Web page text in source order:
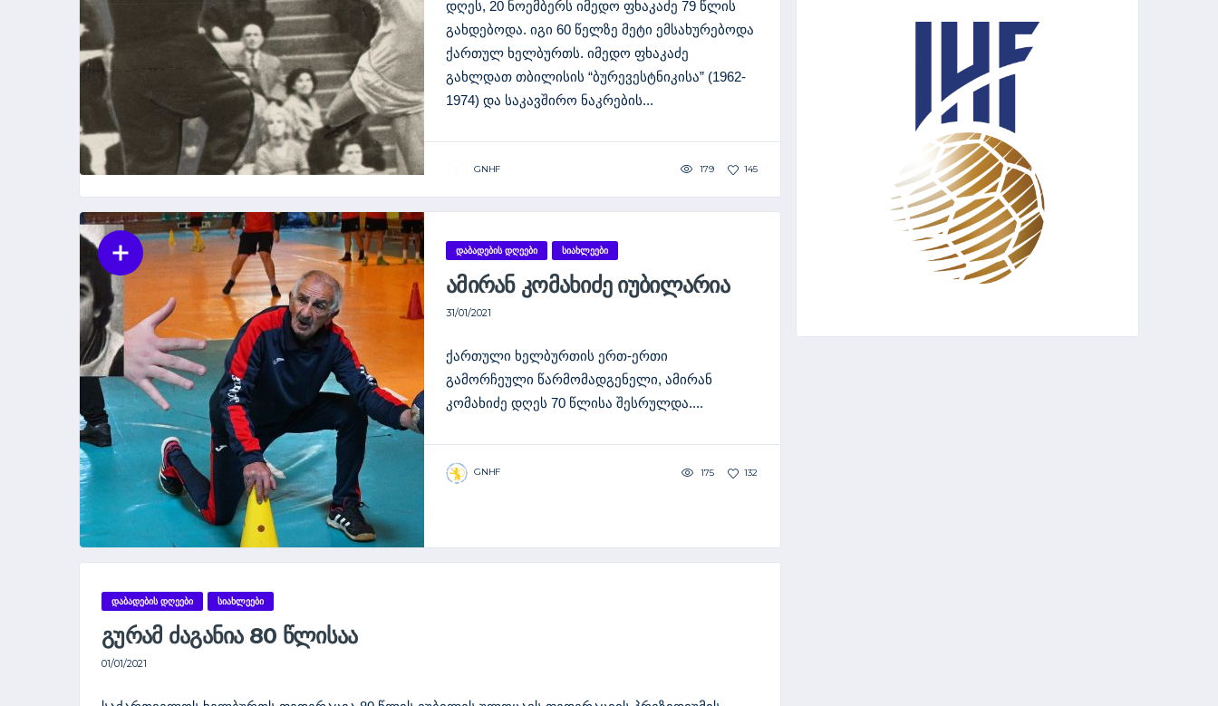
დღეს, 20 ნოემბერს იმედო ფხაკაძე 79 წლის
გახდებოდა. იგი 60 წელზე მეტი ემსახურებოდა
ქართულ ხელბურთს. იმედო ფხაკაძე
გახლდათ თბილისის “ბურევესტნიკისა” (1962-
1974) და საკავშირო ნაკრების...
GNHF 179 145
ᲓᲐᲑᲐᲓᲔᲑᲘᲡ ᲓᲦᲔᲔᲑᲘ ᲡᲘᲐᲮᲚᲔᲔᲑᲘ
ᲐᲛᲘᲠᲐᲜ ᲙᲝᲛᲐᲮᲘᲫᲔ ᲘᲣᲑᲘᲚᲐᲠᲘᲐ
31/01/2021
ქართული ხელბურთის ერთ-ერთი
გამორჩეული წარმომადგენელი, ამირან
კომახიძე დღეს 70 წლისა შესრულდა....
GNHF 175 132
ᲓᲐᲑᲐᲓᲔᲑᲘᲡ ᲓᲦᲔᲔᲑᲘ ᲡᲘᲐᲮᲚᲔᲔᲑᲘ
ᲒᲣᲠᲐᲛ ᲫᲐᲒᲐᲜᲘᲐ 80 ᲬᲚᲘᲡᲐᲐ
01/01/2021